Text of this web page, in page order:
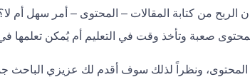
الربح من كتابة المقالات – المحتوى – أمر سهل أم
صعبة وتأخذ وقت في التعليم أم يُمكن تعلمها
المحتوى، ونظراً لذلك سوف أقدم لك عزيزي الباحث